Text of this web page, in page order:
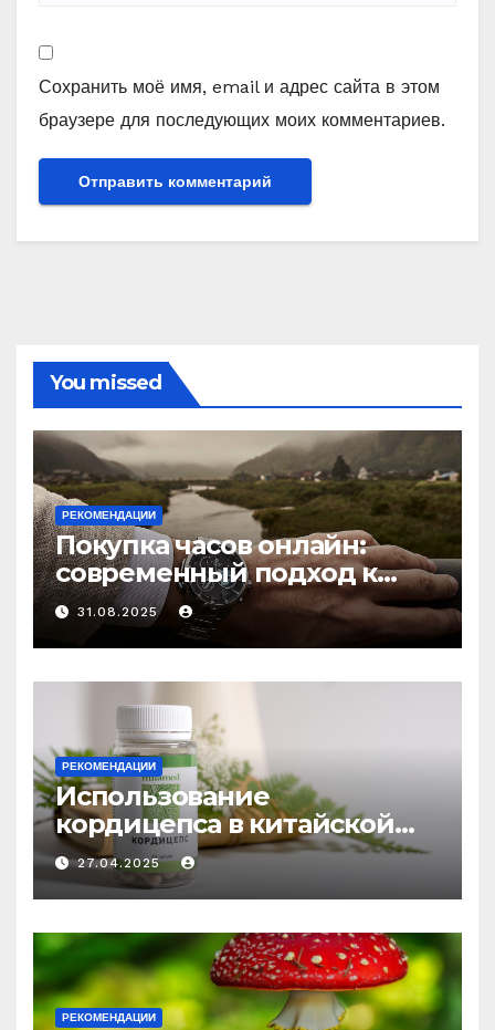
Сохранить моё имя, email и адрес сайта в этом
браузере для последующих моих комментариев.
You missed
РЕКОМЕНДАЦИИ
Покупка часов онлайн:
современный подход к
выбору аксессуаров
31.08.2025
РЕКОМЕНДАЦИИ
Использование
кордицепса в китайской
медицине: природное
средство против усталости
и истощения
27.04.2025
РЕКОМЕНДАЦИИ